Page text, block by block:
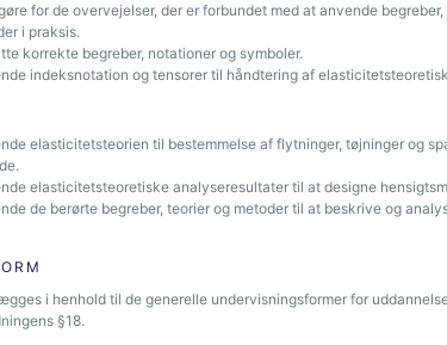
for de overvejelser, der er forbundet med at anvende
i praksis.
korrekte begreber, notationer og symboler.
indeksnotation og tensorer til håndtering af
elasticitetsteorien til bestemmelse af flytninger, tøjninger og
elasticitetsteoretiske analyseresultater til at designe
de berørte begreber, teorier og metoder til at beskrive og
i henhold til de generelle undervisningsformer for
§18.